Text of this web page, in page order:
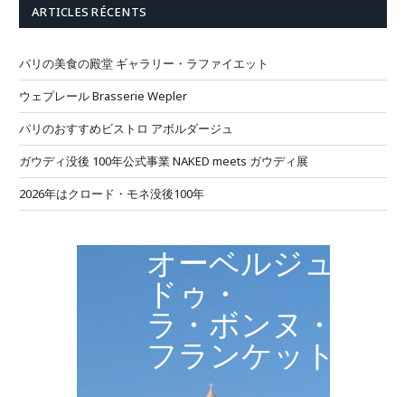
ARTICLES RÉCENTS
パリの美食の殿堂 ギャラリー・ラファイエット
ウェプレール Brasserie Wepler
パリのおすすめビストロ アボルダージュ
ガウディ没後 100年公式事業 NAKED meets ガウディ展
2026年はクロード・モネ没後100年
オーベルジュ・
ドゥ・
ラ・ボンヌ・
フランケット